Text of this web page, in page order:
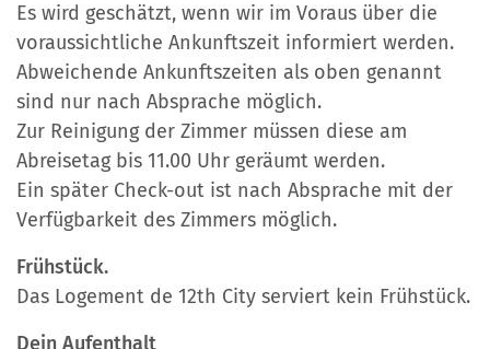
Es wird geschätzt, wenn wir im Voraus über die
voraussichtliche Ankunftszeit informiert werden.
Abweichende Ankunftszeiten als oben genannt
sind nur nach Absprache möglich.
Zur Reinigung der Zimmer müssen diese am
Abreisetag bis 11.00 Uhr geräumt werden.
Ein später Check-out ist nach Absprache mit der
Verfügbarkeit des Zimmers möglich.
Frühstück.
Das Logement de 12th City serviert kein Frühstück.
Dein Aufenthalt